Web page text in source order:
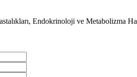
Endokrinoloji ve Metabolizma